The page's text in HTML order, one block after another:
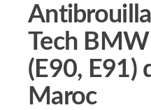
Tech
(E90, E91)
Maroc